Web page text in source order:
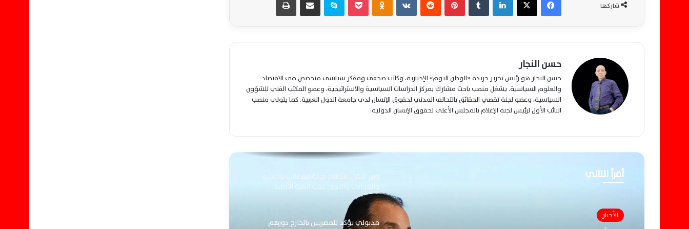
شاركها
حسن النجار
حسن النجار هو رئيس تحرير جريدة «الوطن اليوم» الإخبارية، وكاتب صحفي ومفكر سياسي متخصص في الاقتصاد
والعلوم السياسية. يشغل منصب باحث مشارك بمركز الدراسات السياسية والاستراتيجية، وعضو المكتب الفني للشؤون
السياسية، وعضو لجنة تقصي الحقائق بالتحالف المدني لحقوق الإنسان لدى جامعة الدول العربية. كما يتولى منصب
النائب الأول لرئيس لجنة الإعلام بالمجلس الأعلى لحقوق الإنسان الدولية.
أقرأ التالي
الأخبار
استقرار أسعار الفراخ الساسو والبيض بأسواق
الشرقية اليوم الإثنين 27 يوليو 2026
رسميًا السبت وهذه أماكن وموعد الصرف
كاملة
وزير النقل: انتظام حركة القطارات والمترو
والموانئ والطرق عقب الهزة الأرضية
مدبولي يؤكد للمصريين بالخارج دورهم